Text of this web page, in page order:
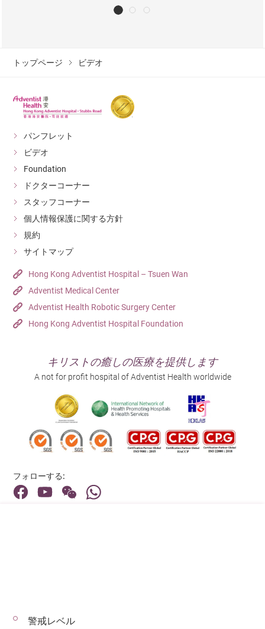
トップページ ビデオ
パンフレット
ビデオ
Foundation
ドクターコーナー
スタッフコーナー
個人情報保護に関する方針
規約
サイトマップ
Hong Kong Adventist Hospital – Tsuen Wan
Adventist Medical Center
Adventist Health Robotic Surgery Center
Hong Kong Adventist Hospital Foundation
キリストの癒しの医療を提供します
A not for profit hospital of Adventist Health worldwide
フォローする:
© 2026 著作権©アドベンティストヘルス 無断転載を禁じます。
警戒レベル